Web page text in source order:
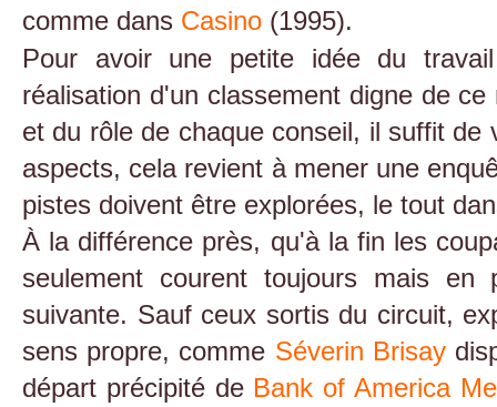
comme dans Casino (1995).
Pour avoir une petite idée du
réalisation d'un classement digne de
et du rôle de chaque conseil, il suffit de
aspects, cela revient à mener une
pistes doivent être explorées, le tout
À la différence près, qu'à la fin les
seulement courent toujours mais en
suivante. Sauf ceux sortis du circuit,
sens propre, comme Séverin Brisay
départ précipité de Bank of America